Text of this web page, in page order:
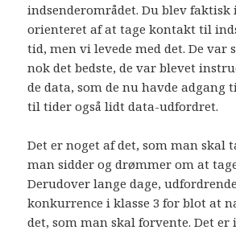
indsenderområdet. Du blev faktisk
orienteret af at tage kontakt til
tid, men vi levede med det. De var
nok det bedste, de var blevet
de data, som de nu havde adgang
til tider også lidt data-udfordret.
Det er noget af det, som man skal
man sidder og drømmer om at
Derudover lange dage,
konkurrence i klasse 3 for blot at
det, som man skal forvente. Det er